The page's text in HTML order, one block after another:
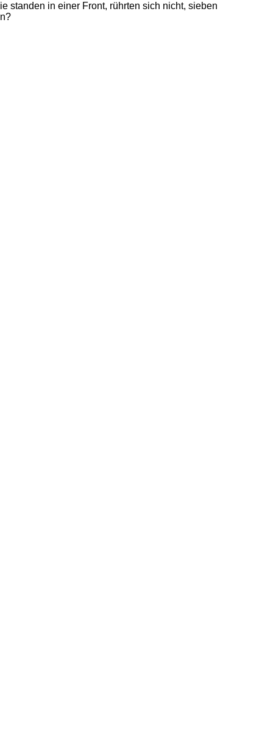
standen in einer Front, rührten sich nicht, sieben